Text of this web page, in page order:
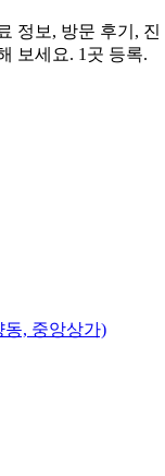
정보, 방문 후기, 진
보세요. 1곳 등록.
동, 중앙상가)